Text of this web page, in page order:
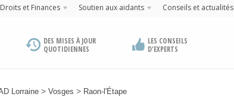
Droits et Finances Soutien aux aidants Conseils et actualités
DES MISES À JOUR
QUOTIDIENNES
LES CONSEILS
D'EXPERTS
Lorraine > Vosges > Raon-l'Étape